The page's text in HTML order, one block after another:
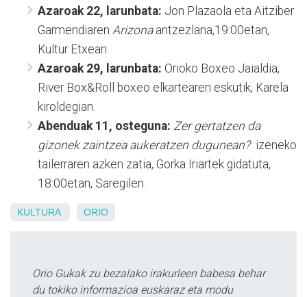
Azaroak 22, larunbata: Jon Plazaola eta Aitziber
Garmendiaren Arizonaantzezlana,19:00etan,
Kultur Etxean.
Azaroak 29, larunbata: Orioko Boxeo Jaialdia,
River Box&Roll boxeo elkartearen eskutik, Karela
kiroldegian.
Abenduak 11, osteguna: Zer gertatzen da
gizonek zaintzea aukeratzen dugunean?izeneko
tailerraren azken zatia, Gorka Iriartek gidatuta,
18:00etan, Saregilen.
KULTURA ORIO
Orio Gukak zu bezalako irakurleen babesa behar
du tokiko informazioa euskaraz eta modu